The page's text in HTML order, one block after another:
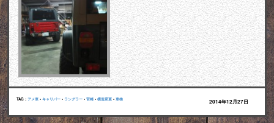
TAG : アメ車 • キャリパー • ラングラー • 宮崎 • 構造変更 • 車検 2014年12月27日